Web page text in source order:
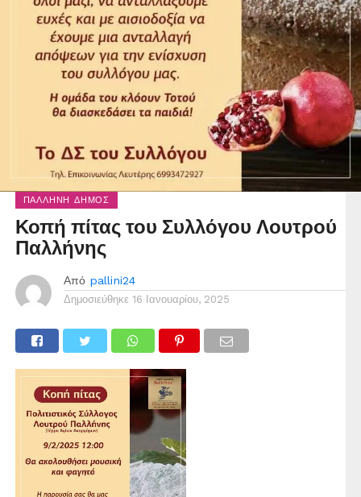
ΠΑΛΛΉΝΗ ΔΉΜΟΣ
Κοπή πίτας του Συλλόγου Λουτρού
Παλλήνης
Από pallini24
Δημοσιεύθηκε 16 Ιανουαρίου, 2025